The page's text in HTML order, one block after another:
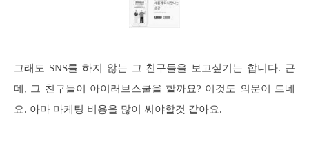
그래도 SNS를 하지 않는 그 친구들을 보고싶기는 합니다. 근
데, 그 친구들이 아이러브스쿨을 할까요? 이것도 의문이 드네
요. 아마 마케팅 비용을 많이 써야할것 같아요.